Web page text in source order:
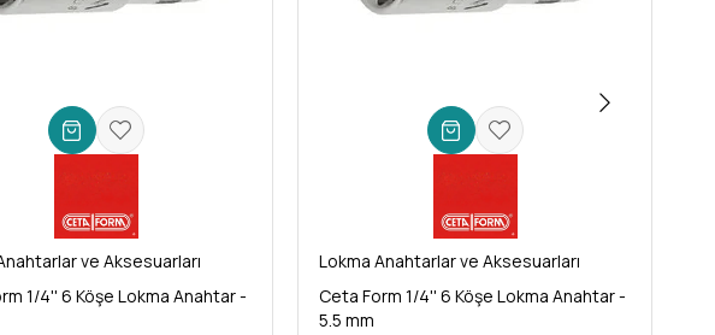
yatırımdır**. En zorlu işlerinizde bile yanınızda olacak, sağlam ve hassas bir
ve Aksesuarları
1/4'' 6 Köşe Lokma Anahtar -
Lokma Anahtarlar ve Aksesuarları
Ceta Form 1/4'' 6 Köşe Lokma Anahtar -
5.5 mm